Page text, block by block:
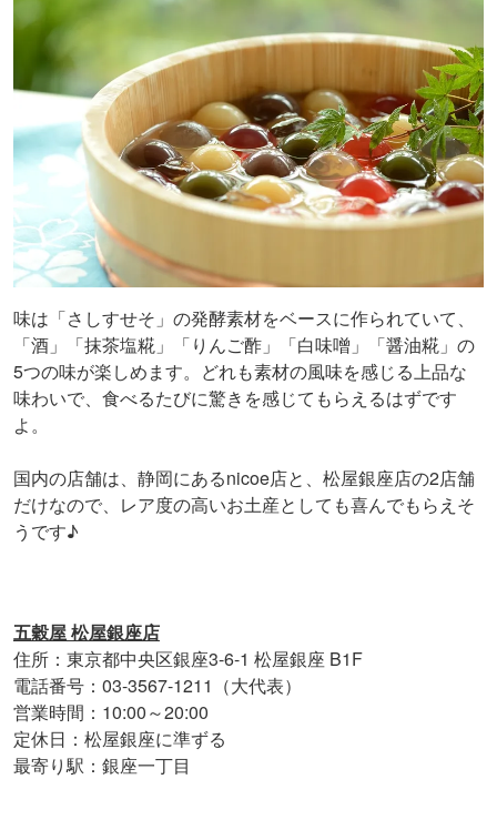
味は「さしすせそ」の発酵素材をベースに作られていて、
「酒」「抹茶塩糀」「りんご酢」「白味噌」「醤油糀」の
5つの味が楽しめます。どれも素材の風味を感じる上品な
味わいで、食べるたびに驚きを感じてもらえるはずです
よ。
国内の店舗は、静岡にあるnicoe店と、松屋銀座店の2店舗
だけなので、レア度の高いお土産としても喜んでもらえそ
うです♪
五穀屋 松屋銀座店
住所：東京都中央区銀座3-6-1 松屋銀座 B1F
電話番号：03-3567-1211（大代表）
営業時間：10:00～20:00
定休日：松屋銀座に準ずる
最寄り駅：銀座一丁目